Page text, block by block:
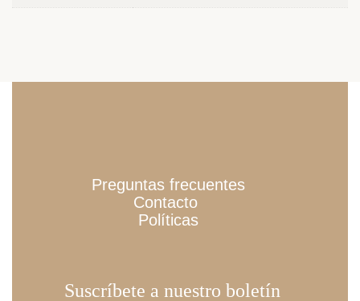
Preguntas frecuentes
Contacto
Políticas
Suscríbete a nuestro boletín